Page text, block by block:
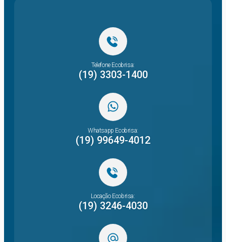
Telefone Ecobrisa:
(19) 3303-1400
Whatsapp Ecobrisa:
(19) 99649-4012
Locação Ecobrisa:
(19) 3246-4030